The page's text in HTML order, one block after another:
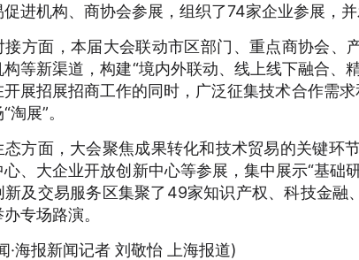
进机构、商协会参展，组织了74家企业参展，
接方面，本届大会联动市区部门、重点商协会、
等新渠道，构建“境内外联动、线上线下融合、
开展招展招商工作的同时，广泛征集技术合作需
淘展”。
态方面，大会聚焦成果转化和技术贸易的关键环
心、大企业开放创新中心等参展，集中展示“基
新及交易服务区集聚了49家知识产权、科技金融
专场路演。
·海报新闻记者 刘敬怡 上海报道)